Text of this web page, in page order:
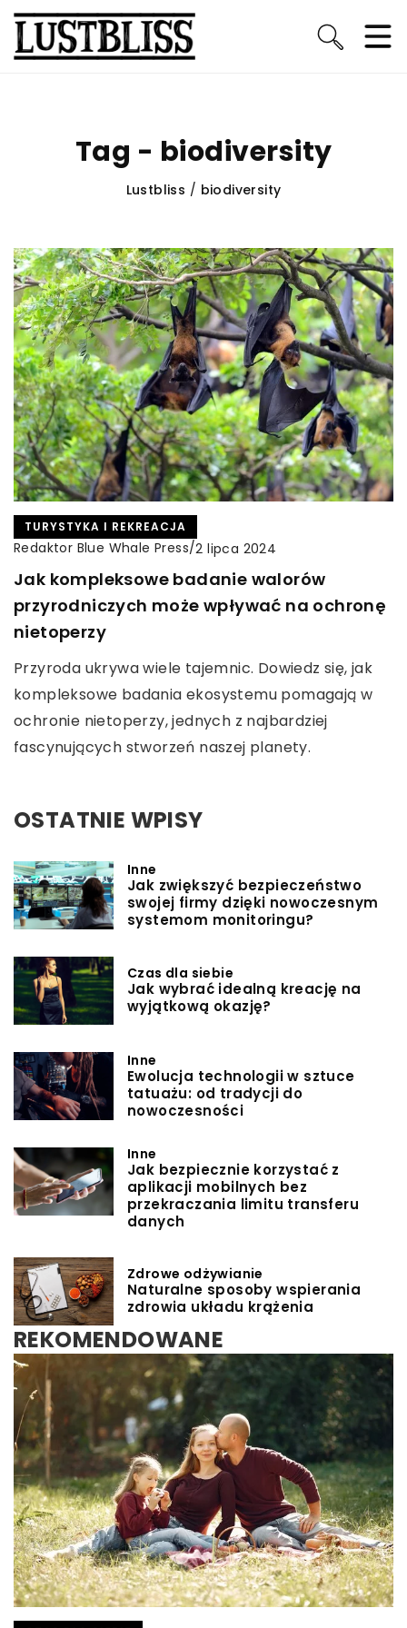
Tag - biodiversity
Lustbliss / biodiversity
TURYSTYKA I REKREACJA
Redaktor Blue Whale Press/2 lipca 2024
Jak kompleksowe badanie walorów
przyrodniczych może wpływać na ochronę
nietoperzy
Przyroda ukrywa wiele tajemnic. Dowiedz się, jak
kompleksowe badania ekosystemu pomagają w
ochronie nietoperzy, jednych z najbardziej
fascynujących stworzeń naszej planety.
OSTATNIE WPISY
Inne
Jak zwiększyć bezpieczeństwo
swojej firmy dzięki nowoczesnym
systemom monitoringu?
Czas dla siebie
Jak wybrać idealną kreację na
wyjątkową okazję?
Inne
Ewolucja technologii w sztuce
tatuażu: od tradycji do
nowoczesności
Inne
Jak bezpiecznie korzystać z
aplikacji mobilnych bez
przekraczania limitu transferu
danych
Zdrowe odżywianie
Naturalne sposoby wspierania
zdrowia układu krążenia
REKOMENDOWANE